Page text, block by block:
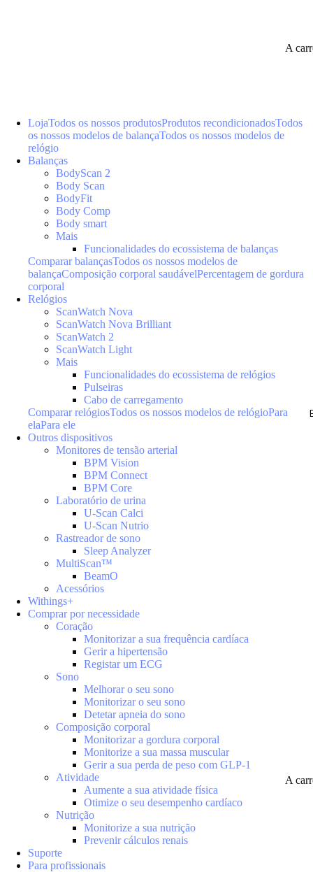
A
A
LojaTodos os nossos produtosProdutos recondicionadosTodos
os nossos modelos de balançaTodos os nossos modelos de
relógio
Balanças
BodyScan 2
Body Scan
BodyFit
Body Comp
Body smart
Mais
Funcionalidades do ecossistema de balanças
Comparar balançasTodos os nossos modelos de
balançaComposição corporal saudávelPercentagem de gordura
corporal
Relógios
ScanWatch Nova
ScanWatch Nova Brilliant
ScanWatch 2
ScanWatch Light
Mais
Funcionalidades do ecossistema de relógios
Pulseiras
Cabo de carregamento
Comparar relógiosTodos os nossos modelos de relógioPara
elaPara ele
Outros dispositivos
Monitores de tensão arterial
BPM Vision
BPM Connect
BPM Core
Laboratório de urina
U-Scan Calci
U-Scan Nutrio
Rastreador de sono
Sleep Analyzer
MultiScan™
BeamO
Acessórios
Withings+
Comprar por necessidade
Coração
Monitorizar a sua frequência cardíaca
Gerir a hipertensão
Registar um ECG
Sono
Melhorar o seu sono
Monitorizar o seu sono
Detetar apneia do sono
Composição corporal
Monitorizar a gordura corporal
Monitorize a sua massa muscular
Gerir a sua perda de peso com GLP-1
Atividade
Aumente a sua atividade física
Otimize o seu desempenho cardíaco
Nutrição
Monitorize a sua nutrição
Prevenir cálculos renais
Suporte
Para profissionais